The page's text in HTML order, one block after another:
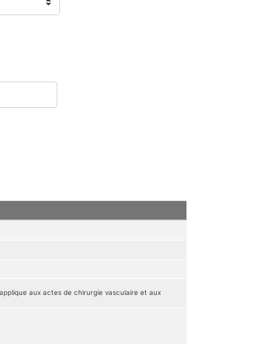
s'applique aux actes de chirurgie vasculaire et aux